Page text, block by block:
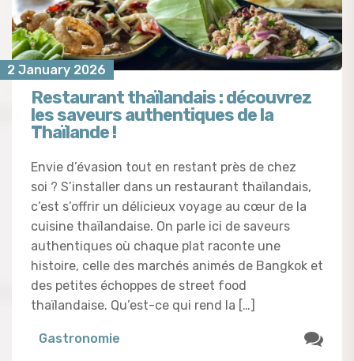
2 January 2026
Restaurant thaïlandais : découvrez
les saveurs authentiques de la
Thaïlande !
Envie d’évasion tout en restant près de chez
soi ? S’installer dans un restaurant thaïlandais,
c’est s’offrir un délicieux voyage au cœur de la
cuisine thaïlandaise. On parle ici de saveurs
authentiques où chaque plat raconte une
histoire, celle des marchés animés de Bangkok et
des petites échoppes de street food
thaïlandaise. Qu’est-ce qui rend la […]
Gastronomie